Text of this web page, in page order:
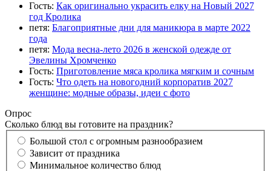
Гость: Как оригинально украсить елку на Новый 2027
год Кролика
петя: Благоприятные дни для маникюра в марте 2022
года
петя: Мода весна-лето 2026 в женской одежде от
Эвелины Хромченко
Гость: Приготовление мяса кролика мягким и сочным
Гость: Что одеть на новогодний корпоратив 2027
женщине: модные образы, идеи с фото
Опрос
Сколько блюд вы готовите на праздник?
Большой стол с огромным разнообразием
Зависит от праздника
Минимальное количество блюд